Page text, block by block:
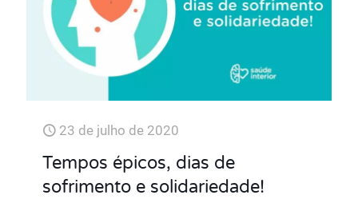
23 de julho de 2020
Tempos épicos, dias de
sofrimento e solidariedade!